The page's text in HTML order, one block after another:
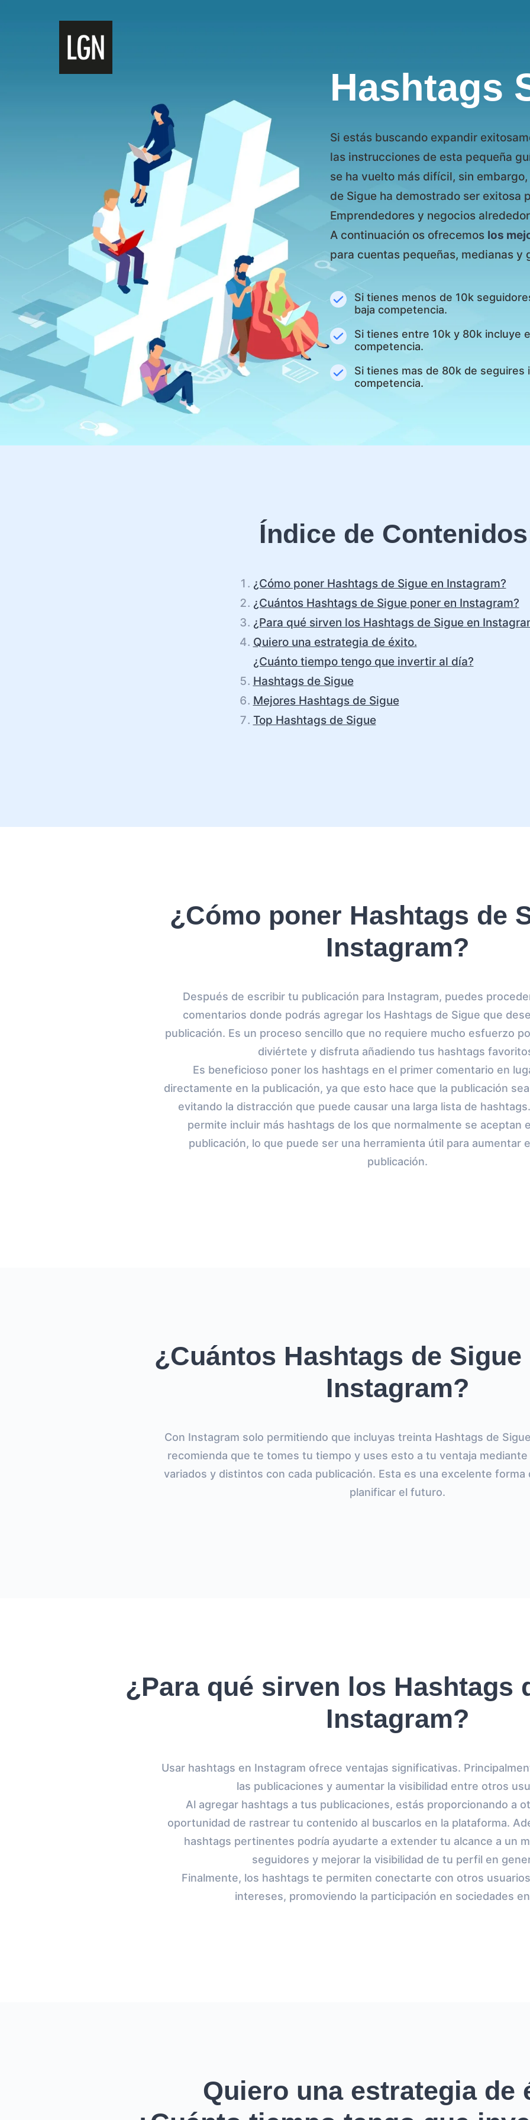
Hashtags
Si estás buscando expandir
las instrucciones de esta pequeña
se ha vuelto más difícil, sin
de Sigue ha demostrado ser exitosa
Emprendedores y negocios
A continuación os ofrecemos los
para cuentas pequeñas, medianas y
Si tienes menos de 10k
baja competencia.
Si tienes entre 10k y 80k incluye
competencia.
Si tienes mas de 80k de seguires
competencia.
Índice de
¿Cómo poner Hashtags de Sigue en Instagram?
¿Cuántos Hashtags de Sigue poner en Instagram?
¿Para qué sirven los Hashtags de Sigue en
Quiero una estrategia de éxito.
¿Cuánto tiempo tengo que invertir al día?
Hashtags de Sigue
Mejores Hashtags de Sigue
Top Hashtags de Sigue
¿Cómo poner Hashtags de
Instagram?
Después de escribir tu publicación para Instagram, puedes
comentarios donde podrás agregar los Hashtags de Sigue que
publicación. Es un proceso sencillo que no requiere mucho esfuerzo
diviértete y disfruta añadiendo tus hashtags
Es beneficioso poner los hashtags en el primer comentario en
directamente en la publicación, ya que esto hace que la publicación
evitando la distracción que puede causar una larga lista de
permite incluir más hashtags de los que normalmente se aceptan
publicación, lo que puede ser una herramienta útil para aumentar
publicación.
¿Cuántos Hashtags de Sigue
Instagram?
Con Instagram solo permitiendo que incluyas treinta Hashtags de
recomienda que te tomes tu tiempo y uses esto a tu ventaja
variados y distintos con cada publicación. Esta es una excelente
planificar el futuro.
¿Para qué sirven los Hashtags
Instagram?
Usar hashtags en Instagram ofrece ventajas significativas.
las publicaciones y aumentar la visibilidad entre otros
Al agregar hashtags a tus publicaciones, estás proporcionando a
oportunidad de rastrear tu contenido al buscarlos en la plataforma.
hashtags pertinentes podría ayudarte a extender tu alcance a un
seguidores y mejorar la visibilidad de tu perfil en
Finalmente, los hashtags te permiten conectarte con otros
intereses, promoviendo la participación en sociedades
Quiero una estrategia de